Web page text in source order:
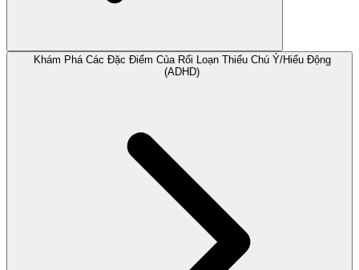
Khám Phá Các Đặc Điểm Của Rối Loạn Thiếu Chú Ý/Hiếu Động
(ADHD)